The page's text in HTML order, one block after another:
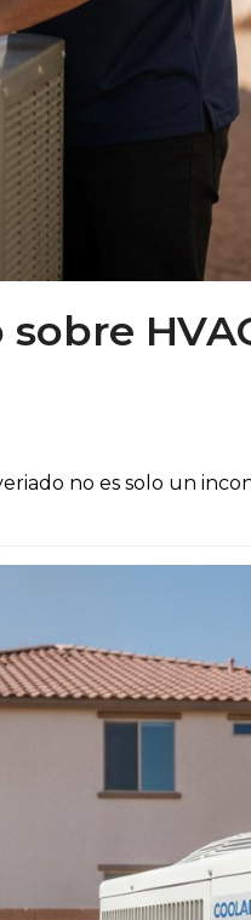
no es solo un